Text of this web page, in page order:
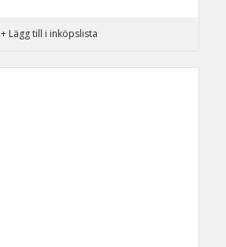
+ Lägg till i inköpslista